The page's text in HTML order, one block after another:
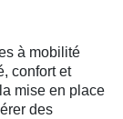
à mobilité
confort et
mise en place
des